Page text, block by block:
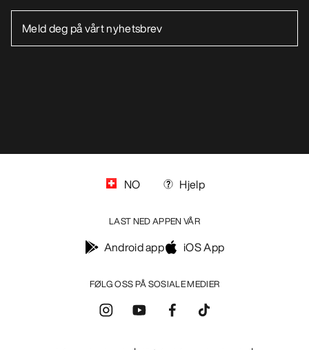
FØLG OSS PÅ SOSIALE MEDIER
NO Hjelp
LAST NED APPEN VÅR
Android app iOS App